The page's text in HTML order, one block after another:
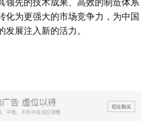
领先的技术成果、高效的制造体系
化为更强大的市场竞争力，为中国
发展注入新的活力。